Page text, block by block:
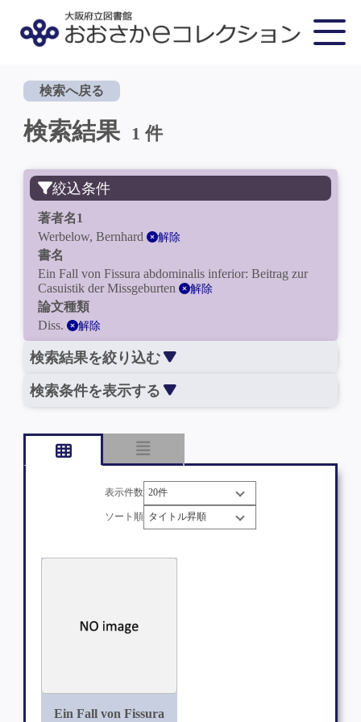
検索へ戻る
検索結果 1 件
絞込条件
著者名1
Werbelow, Bernhard
解除
書名
Ein Fall von Fissura abdominalis inferior: Beitrag zur
Casuistik der Missgeburten
解除
論文種類
Diss.
解除
検索結果を絞り込む
検索条件を表示する
表示件数
ソート順
Ein Fall von Fissura